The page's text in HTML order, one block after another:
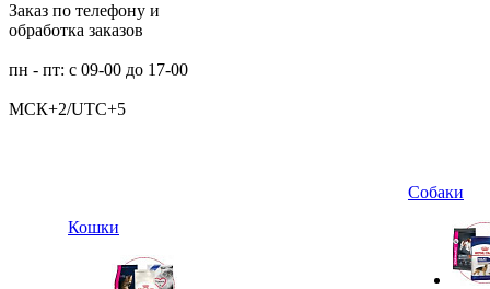
Заказ по телефону и
обработка заказов
пн - пт: с 09-00 до 17-00
МСК+2/UTC+5
Кошки
Собаки